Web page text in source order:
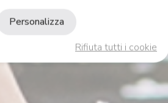
Rifiuta tutti i cookie
Personalizza